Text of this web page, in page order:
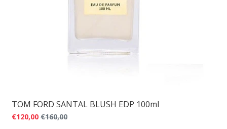
TOM FORD SANTAL BLUSH EDP 100ml
€120,00 €160,00